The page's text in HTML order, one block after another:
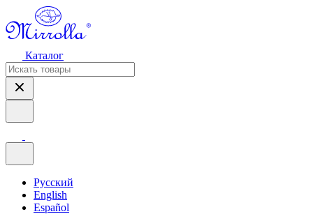
Каталог
Русский
English
Español